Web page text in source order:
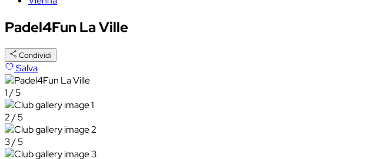
Padel4Fun La Ville
Condividi
Salva
1 / 5
2 / 5
3 / 5